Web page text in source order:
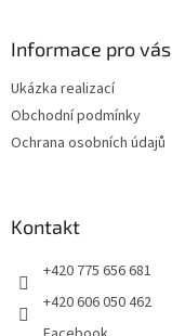
Informace pro vás
Ukázka realizací
Obchodní podmínky
Ochrana osobních údajů
Kontakt
+420 775 656 681
+420 606 050 462